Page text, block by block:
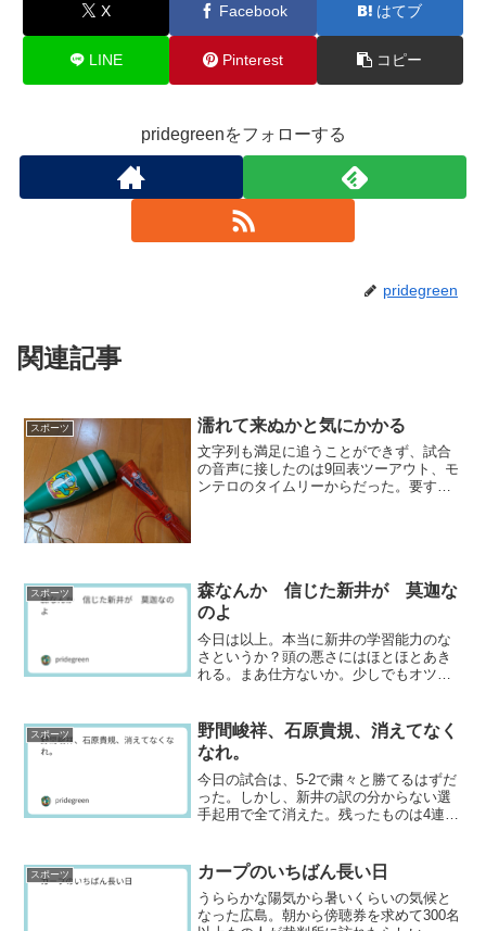
k
X Facebook はてブ
LINE Pinterest コピー
pridegreenをフォローする
pridegreen
関連記事
スポーツ 濡れて来ぬかと気にかかる
文字列も満足に追うことができず、試合
の音声に接したのは9回表ツーアウト、モ
ンテロのタイムリーからだった。要する
スポーツ
森なんか 信じた新井が 莫迦な
のよ
今日は以上。本当に新井の学習能力のな
さというか？頭の悪さにはほとほとあき
れる。まあ仕方ないか。少しでもオツム
は森なんか信用して8回のマウンドに上げ
たことである。いったい...
スポーツ
野間峻祥、石原貴規、消えてなく
なれ。
今日の試合は、5-2で粛々と勝てるはずだ
った。しかし、新井の訳の分からない選
手起用で全て消えた。残ったものは4連
腹立たしくもならない。残るは無常感の
みである。そりゃそ...
スポーツ カープのいちばん長い日
うららかな陽気から暑いくらいの気候と
なった広島。朝から傍聴券を求めて300名